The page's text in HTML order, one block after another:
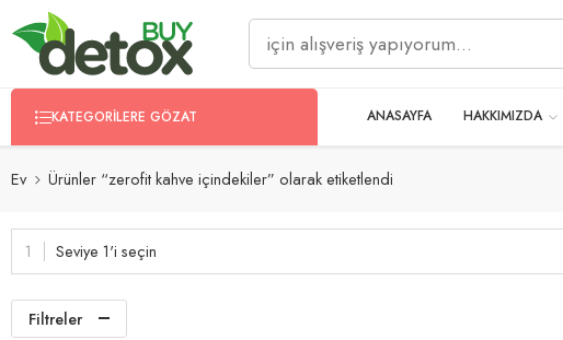
KATEGORILERE GÖZAT ANASAYFA HAKKIMIZDA
Ev Ürünler “zerofit kahve içindekiler” olarak etiketlendi
Seviye 1'i seçin
Filtreler